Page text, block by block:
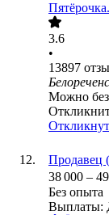
3.6
•
13897
Можно
Продавец
38 000 –
Без опыта
Выплаты: